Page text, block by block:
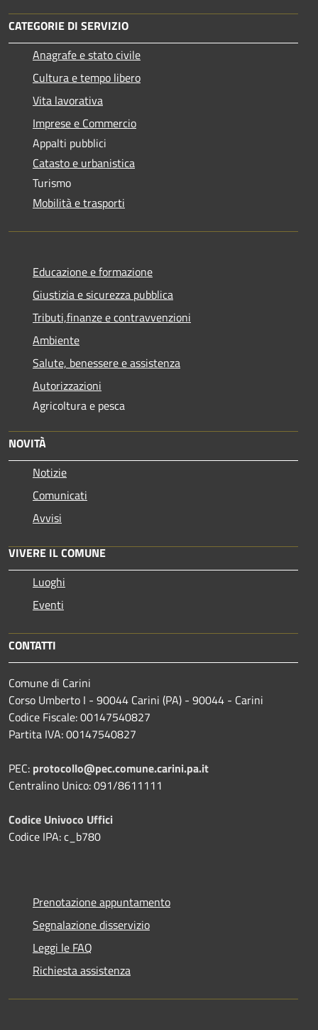
CATEGORIE DI SERVIZIO
Anagrafe e stato civile
Cultura e tempo libero
Vita lavorativa
Imprese e Commercio
Appalti pubblici
Catasto e urbanistica
Turismo
Mobilità e trasporti
Educazione e formazione
Giustizia e sicurezza pubblica
Tributi,finanze e contravvenzioni
Ambiente
Salute, benessere e assistenza
Autorizzazioni
Agricoltura e pesca
NOVITÀ
Notizie
Comunicati
Avvisi
VIVERE IL COMUNE
Luoghi
Eventi
CONTATTI
Comune di Carini
Corso Umberto I - 90044 Carini (PA) - 90044 - Carini
Codice Fiscale: 00147540827
Partita IVA: 00147540827
PEC: protocollo@pec.comune.carini.pa.it
Centralino Unico: 091/8611111
Codice Univoco Uffici
Codice IPA: c_b780
Prenotazione appuntamento
Segnalazione disservizio
Leggi le FAQ
Richiesta assistenza